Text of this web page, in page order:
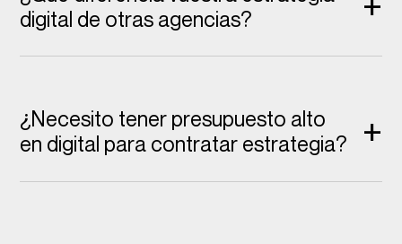
digital de otras agencias?
¿Necesito tener presupuesto alto
en digital para contratar estrategia?
+